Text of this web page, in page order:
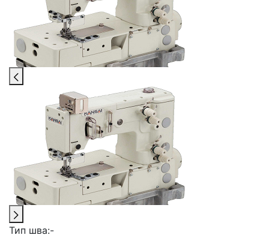
Тип шва:-